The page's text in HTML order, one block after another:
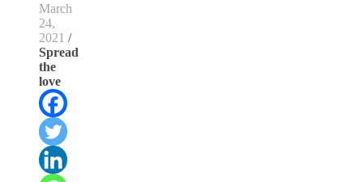
March
24,
2021 /
Spread
the
love